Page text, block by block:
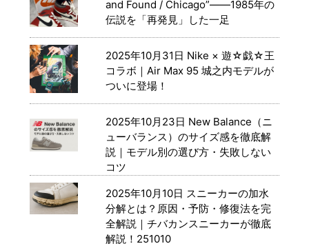
and Found / Chicago”――1985年の
伝説を「再発見」した一足
2025年10月31日 Nike × 遊☆戯☆王
コラボ｜Air Max 95 城之内モデルが
ついに登場！
2025年10月23日 New Balance（ニ
ューバランス）のサイズ感を徹底解
説｜モデル別の選び方・失敗しない
コツ
2025年10月10日 スニーカーの加水
分解とは？原因・予防・修復法を完
全解説｜チバカンスニーカーが徹底
解説！251010